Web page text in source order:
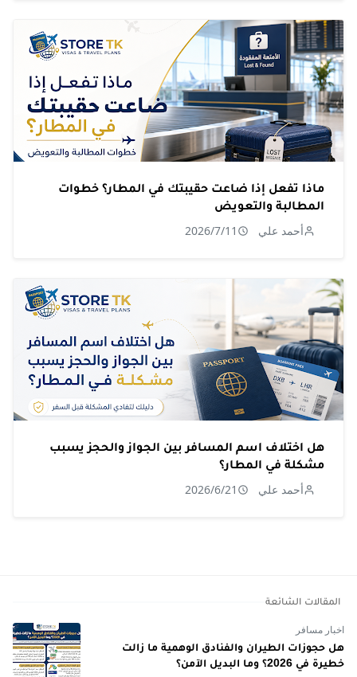
ماذا تفعل إذا ضاعت حقيبتك في المطار؟ خطوات
المطالبة والتعويض
أحمد علي 2026/7/11
هل اختلاف اسم المسافر بين الجواز والحجز يسبب
مشكلة في المطار؟
أحمد علي 2026/6/21
المقالات الشائعة
اخبار مسافر
هل حجوزات الطيران والفنادق الوهمية ما زالت
خطيرة في 2026؟ وما البديل الآمن؟